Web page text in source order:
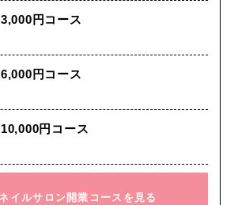
円コース
円コース
円コース
イルサロン開業コースを見る